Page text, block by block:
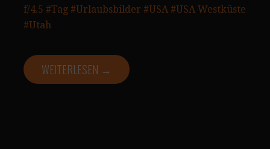
f/4.5 #Tag #Urlaubsbilder #USA #USA Westküste
#Utah
WEITERLESEN →